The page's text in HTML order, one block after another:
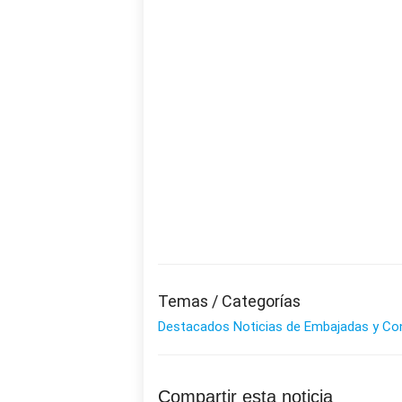
Temas / Categorías
Destacados Noticias de Embajadas y
Compartir esta noticia